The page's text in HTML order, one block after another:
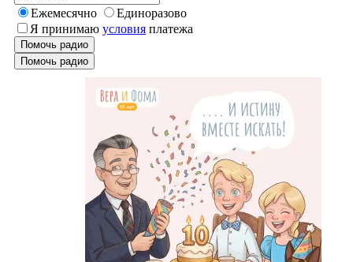
Ежемесячно
Единоразово
Я принимаю условия платежа
Помочь радио
Помочь радио